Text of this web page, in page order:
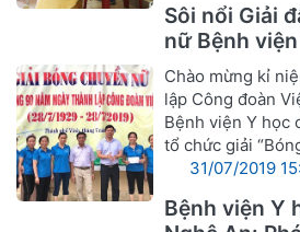
Sôi nổi Giải
nữ Bệnh
Nghệ An
Chào mừng kỉ
lập Công đoàn
Bệnh viện Y học
tổ chức giải
31/07/2019
Bệnh viện Y